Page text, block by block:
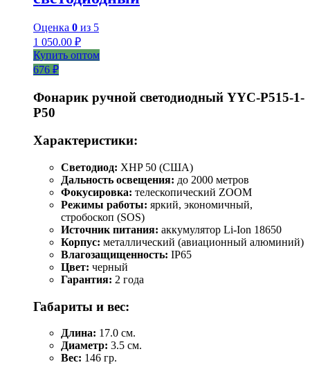
Оценка 0 из 5
1 050.00 ₽
Купить оптом
676 ₽
Фонарик ручной светодиодный YYC-Р515-1-
Р50
Характеристики:
Светодиод: XHP 50 (США)
Дальность освещения: до 2000 метров
Фокусировка: телескопический ZOOM
Режимы работы: яркий, экономичный,
стробоскоп (SOS)
Источник питания: аккумулятор Li-Ion 18650
Корпус: металлический (авиационный алюминий)
Влагозащищенность: IP65
Цвет: черный
Гарантия: 2 года
Габариты и вес:
Длина: 17.0 см.
Диаметр: 3.5 см.
Вес: 146 гр.